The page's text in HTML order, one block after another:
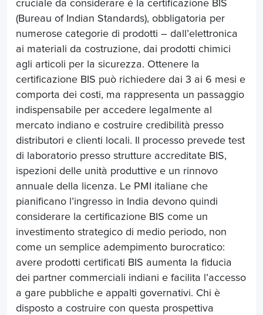
cruciale da considerare è la certificazione BIS
(Bureau of Indian Standards), obbligatoria per
numerose categorie di prodotti – dall’elettronica
ai materiali da costruzione, dai prodotti chimici
agli articoli per la sicurezza. Ottenere la
certificazione BIS può richiedere dai 3 ai 6 mesi e
comporta dei costi, ma rappresenta un passaggio
indispensabile per accedere legalmente al
mercato indiano e costruire credibilità presso
distributori e clienti locali. Il processo prevede test
di laboratorio presso strutture accreditate BIS,
ispezioni delle unità produttive e un rinnovo
annuale della licenza. Le PMI italiane che
pianificano l’ingresso in India devono quindi
considerare la certificazione BIS come un
investimento strategico di medio periodo, non
come un semplice adempimento burocratico:
avere prodotti certificati BIS aumenta la fiducia
dei partner commerciali indiani e facilita l’accesso
a gare pubbliche e appalti governativi. Chi è
disposto a costruire con questa prospettiva